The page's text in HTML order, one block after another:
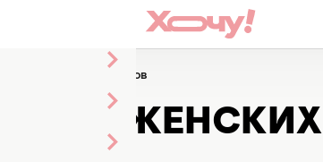
женских комплексов
ЖЕНСКИХ